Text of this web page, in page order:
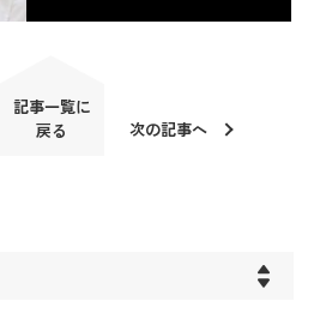
記事一覧に
戻る
次の記事へ